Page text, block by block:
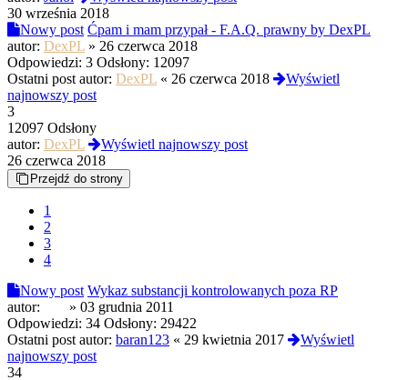
30 września 2018
Nowy post Ćpam i mam przypał - F.A.Q. prawny by DexPL
autor: DexPL » 26 czerwca 2018
Odpowiedzi: 3 Odsłony: 12097
Ostatni post autor: DexPL « 26 czerwca 2018
Wyświetl
najnowszy post
3
12097 Odsłony
autor: DexPL
Wyświetl najnowszy post
26 czerwca 2018
Przejdź do strony
1
2
3
4
Nowy post Wykaz substancji kontrolowanych poza RP
autor:
» 03 grudnia 2011
Odpowiedzi: 34 Odsłony: 29422
Ostatni post autor: baran123 « 29 kwietnia 2017
Wyświetl
najnowszy post
34